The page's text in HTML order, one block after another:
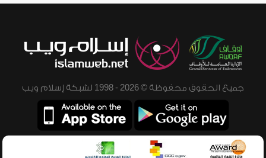
جميع الحقوق محفوظة © 2026 - 1998 لشبكة إسلام ويب